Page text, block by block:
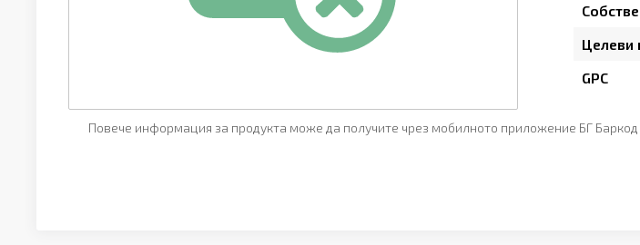
Целеви
GPC
Повече информация за продукта може да получите чрез мобилното приложение БГ